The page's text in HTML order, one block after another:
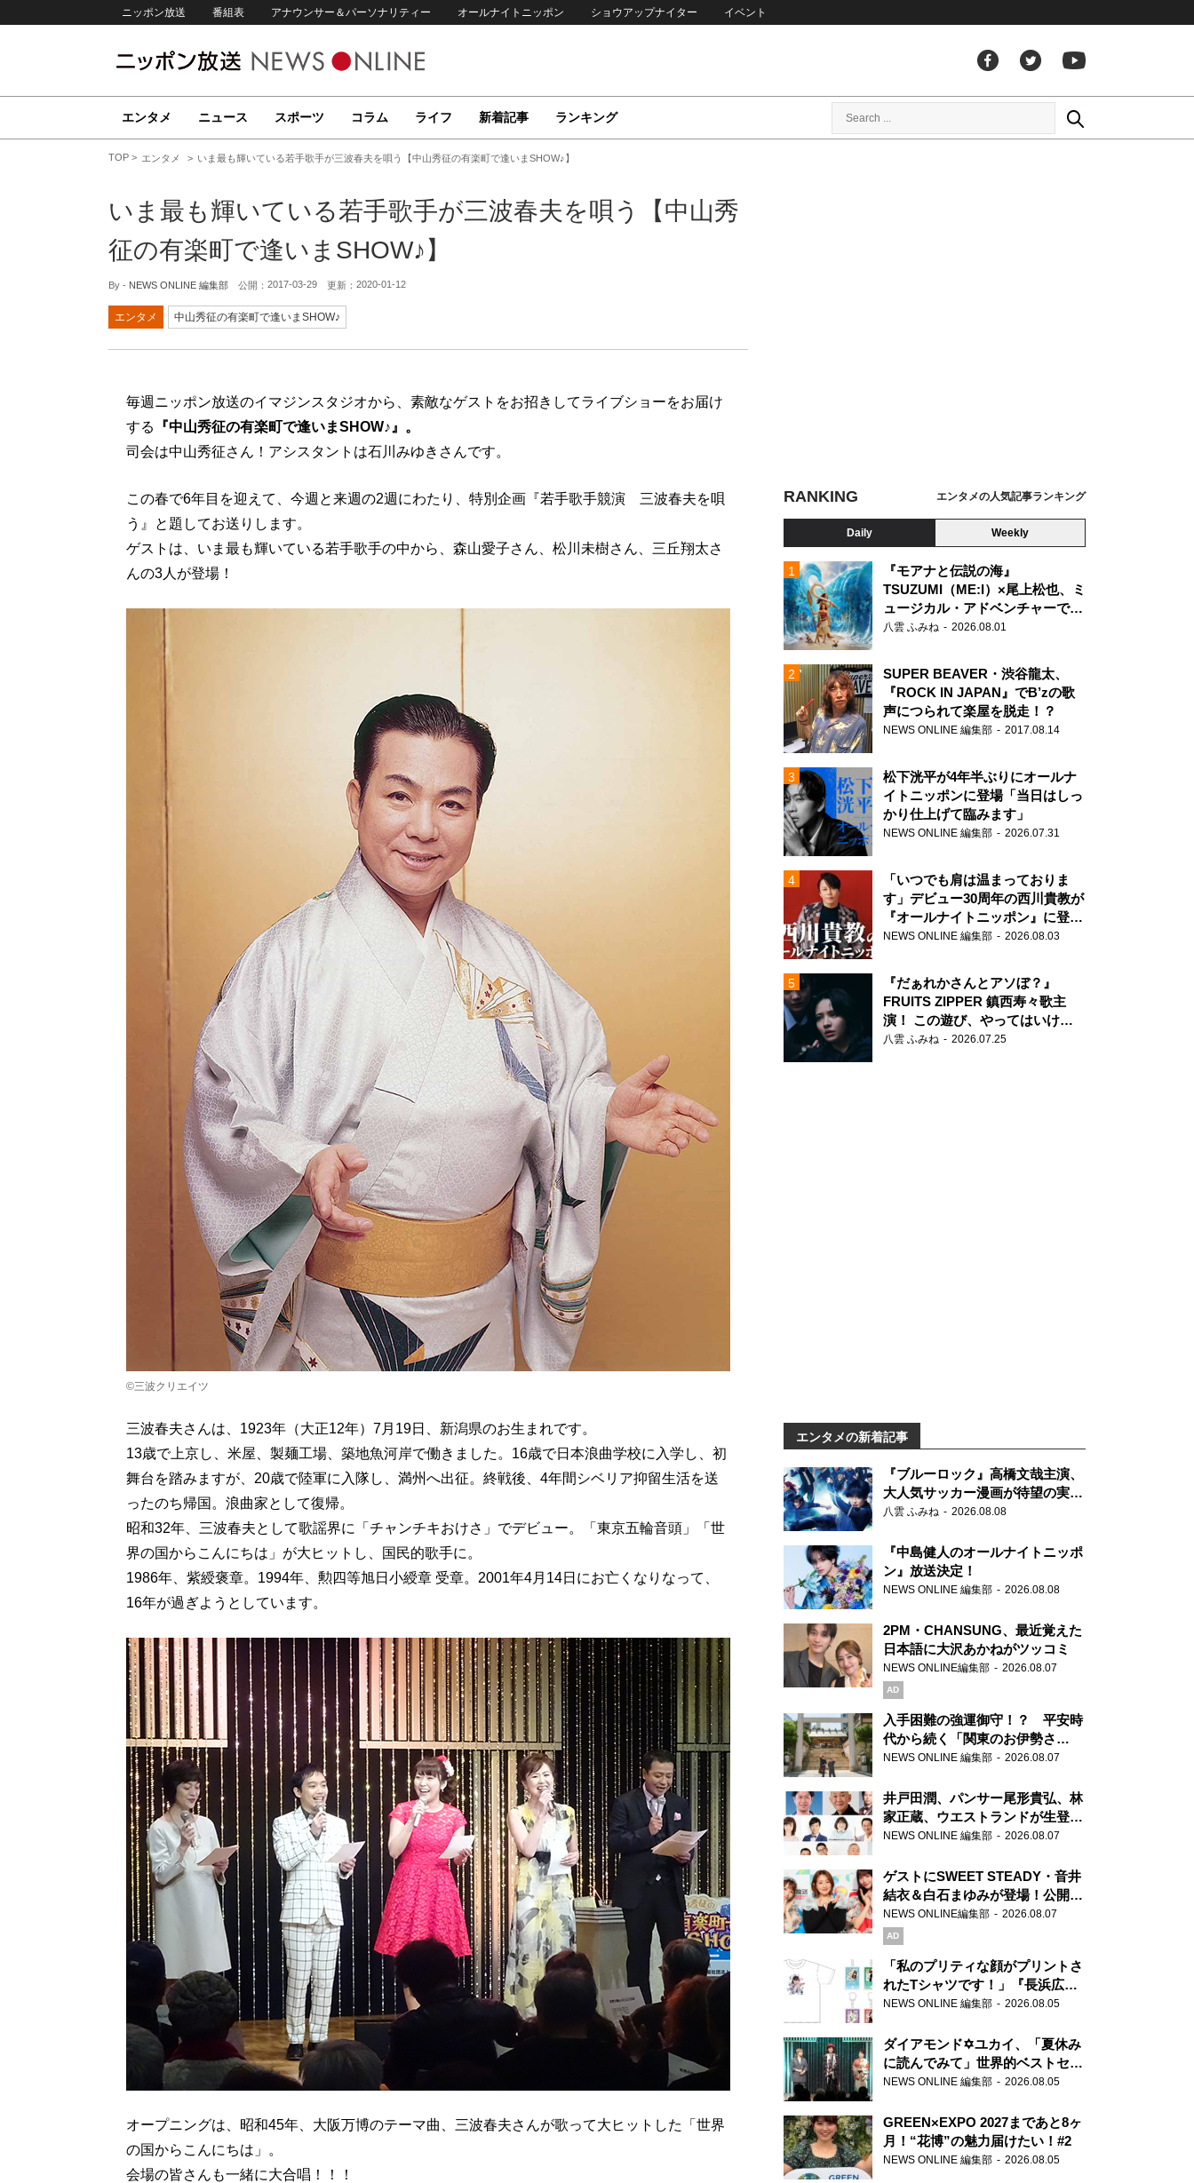
ニッポン放送 番組表 アナウンサー＆パーソナリティー オールナイトニッポン ショウアップナイター イベント
エンタメ ニュース スポーツ コラム ライフ 新着記事 ランキング
TOP エンタメ いま最も輝いている若手歌手が三波春夫を唄う【中山秀征の有楽町で逢いまSHOW♪】
いま最も輝いている若手歌手が三波春夫を唄う【中山秀
征の有楽町で逢いまSHOW♪】
By - NEWS ONLINE 編集部 公開： 2017-03-29 更新： 2020-01-12
エンタメ 中山秀征の有楽町で逢いまSHOW♪
毎週ニッポン放送のイマジンスタジオから、素敵なゲストをお招きしてライブショーをお届け
する
『中山秀征の有楽町で逢いまSHOW♪』。
司会は中山秀征さん！アシスタントは石川みゆきさんです。
この春で6年目を迎えて、今週と来週の2週にわたり、特別企画『若手歌手競演 三波春夫を唄
う』と題してお送りします。
ゲストは、いま最も輝いている若手歌手の中から、森山愛子さん、松川未樹さん、三丘翔太さ
んの3人が登場！
©三波クリエイツ
三波春夫さんは、1923年（大正12年）7月19日、新潟県のお生まれです。
13歳で上京し、米屋、製麺工場、築地魚河岸で働きました。16歳で日本浪曲学校に入学し、初
舞台を踏みますが、20歳で陸軍に入隊し、満州へ出征。終戦後、4年間シベリア抑留生活を送
ったのち帰国。浪曲家として復帰。
昭和32年、三波春夫として歌謡界に「チャンチキおけさ」でデビュー。「東京五輪音頭」「世
界の国からこんにちは」が大ヒットし、国民的歌手に。
1986年、紫綬褒章。1994年、勲四等旭日小綬章 受章。2001年4月14日にお亡くなりなって、
16年が過ぎようとしています。
オープニングは、昭和45年、大阪万博のテーマ曲、三波春夫さんが歌って大ヒットした「世界
の国からこんにちは」。
会場の皆さんも一緒に大合唱！！！
RANKING エンタメの人気記事ランキング
Daily Weekly
『モアナと伝説の海』
TSUZUMI（ME:I）×尾上松也、ミ
ュージカル・アドベンチャーで美
声を響かせる
八雲 ふみね 2026.08.01
SUPER BEAVER・渋谷龍太、
『ROCK IN JAPAN』でB’zの歌
声につられて楽屋を脱走！？
NEWS ONLINE 編集部 2017.08.14
松下洸平が4年半ぶりにオールナ
イトニッポンに登場「当日はしっ
かり仕上げて臨みます」
NEWS ONLINE 編集部 2026.07.31
「いつでも肩は温まっておりま
す」デビュー30周年の西川貴教が
『オールナイトニッポン』に登
場！
NEWS ONLINE 編集部 2026.08.03
『だぁれかさんとアソぼ？』
FRUITS ZIPPER 鎮西寿々歌主
演！ この遊び、やってはいけま
せん。
八雲 ふみね 2026.07.25
エンタメの新着記事
『ブルーロック』高橋文哉主演、
大人気サッカー漫画が待望の実写
映画に
八雲 ふみね 2026.08.08
『中島健人のオールナイトニッポ
ン』放送決定！
NEWS ONLINE 編集部 2026.08.08
2PM・CHANSUNG、最近覚えた
日本語に大沢あかねがツッコミ
NEWS ONLINE編集部 2026.08.07
AD
入手困難の強運御守！？ 平安時
代から続く「関東のお伊勢さ
ま」、芝大神宮にてランパンプス
NEWS ONLINE 編集部 2026.08.07
井戸田潤、パンサー尾形貴弘、林
家正蔵、ウエストランドが生登
場！『ラジオビバリー昼ズ』
NEWS ONLINE 編集部 2026.08.07
ゲストにSWEET STEADY・音井
結衣＆白石まゆみが登場！公開収
録で素顔全開！
NEWS ONLINE編集部 2026.08.07
AD
「私のプリティな顔がプリントさ
れたTシャツです！」『長浜広奈
天下無双』初の番組グッズ発売
NEWS ONLINE 編集部 2026.08.05
ダイアモンド✡ユカイ、「夏休み
に読んでみて」世界的ベストセラ
ー『アナスタシア』を紹介
NEWS ONLINE 編集部 2026.08.05
GREEN×EXPO 2027まであと8ヶ
月！“花博”の魅力届けたい！#2
NEWS ONLINE 編集部 2026.08.05